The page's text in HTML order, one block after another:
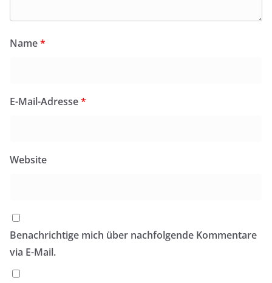
Name*
E-Mail-Adresse*
Website
Benachrichtige mich über nachfolgende Kommentare
via E-Mail.